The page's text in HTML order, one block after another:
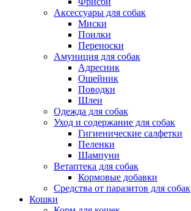
Аксессуары для собак
Миски
Поилки
Переноски
Амуниция для собак
Адресник
Ошейник
Поводки
Шлеи
Одежда для собак
Уход и содержание для собак
Гигиенические салфетки
Пеленки
Шампуни
Ветаптека для собак
Кормовые добавки
Средства от паразитов для собак
Кошки